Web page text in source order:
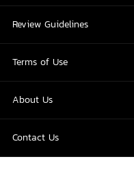
Review Guidelines
Terms of Use
About Us
Contact Us